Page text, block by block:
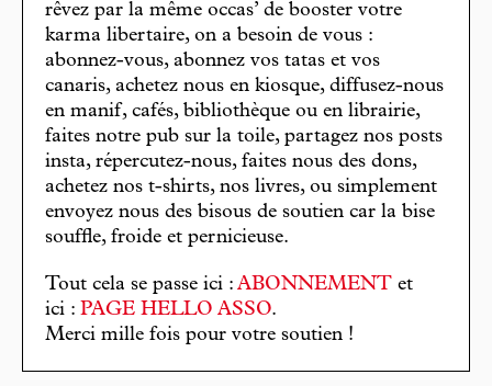
rêvez par la même occas’ de booster votre
karma libertaire, on a besoin de vous :
abonnez-vous, abonnez vos tatas et vos
canaris, achetez nous en kiosque, diffusez-nous
en manif, cafés, bibliothèque ou en librairie,
faites notre pub sur la toile, partagez nos posts
insta, répercutez-nous, faites nous des dons,
achetez nos t-shirts, nos livres, ou simplement
envoyez nous des bisous de soutien car la bise
souffle, froide et pernicieuse.
Tout cela se passe ici : ABONNEMENT et
ici : PAGE HELLO ASSO.
Merci mille fois pour votre soutien !